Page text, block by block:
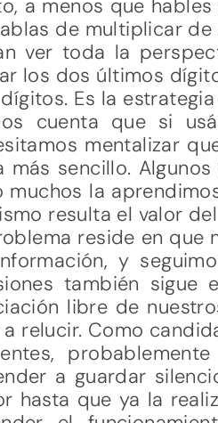
a menos que
de multiplicar
ver toda la
los dos últimos
Es la
cuenta que si
mentalizar
más sencillo.
muchos la
resulta el valor
reside en que
y
también sigue
libre de
a relucir. Como
a guardar
hasta que ya la